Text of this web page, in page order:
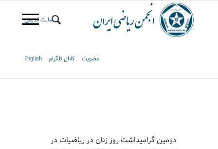
سایت قدیمی
عضویت کانال تلگرام English
دومین گرامیداشت روززنان در ریاضیات در